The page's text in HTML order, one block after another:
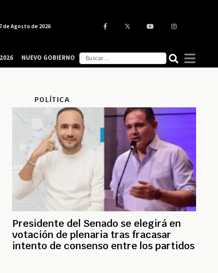
POLÍTICA
Presidente del Senado se elegirá en
votación de plenaria tras fracasar
intento de consenso entre los partidos
de Agosto de 2026
NUEVO GOBIERNO